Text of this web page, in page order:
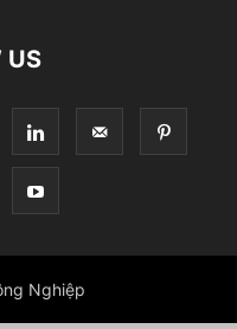
US
Nghiệp